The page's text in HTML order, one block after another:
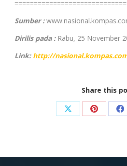
Sumber :
Dirilis pada :Rabu, 25 November
Link: http://
Share this
Share Share